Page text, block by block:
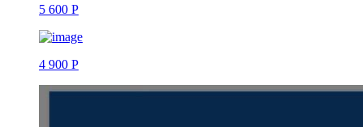
5 600 Р
4 900 Р